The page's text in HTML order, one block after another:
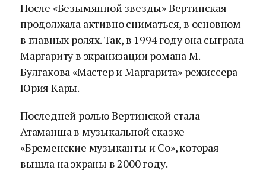
После «Безымянной звезды» Вертинская
продолжала активно сниматься, в основном
в главных ролях. Так, в 1994 году она сыграла
Маргариту в экранизации романа М.
Булгакова «Мастер и Маргарита» режиссера
Юрия Кары.
Последней ролью Вертинской стала
Атаманша в музыкальной сказке
«Бременские музыканты и Со», которая
вышла на экраны в 2000 году.